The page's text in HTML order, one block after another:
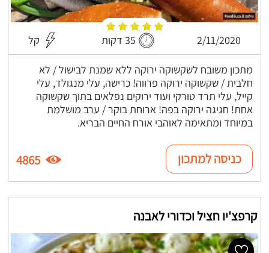
2/11/2020 35 דקות קל
מתכון משובח לשקשוקה ירוקה ללא שמנת לבישול / לא
חלבית / שקשוקה ירוקה פרווה! כרישה, עלי מנגולד, עלי
קייל, עלי תרד טורקי ועוד ירוקים נפלאים בתוך שקשוקה
אחת! חגיגה ירוקה בפה! ארוחת בוקר / ערב מושלמת
במיוחד ומתאימה לאוהבי אורח החיים הבריא.
כניסה למתכון 4865
קרפצ'יו חציל וכדורי לאבנה